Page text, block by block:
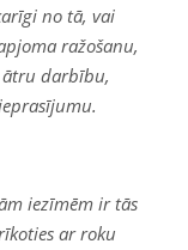
no tā, vai
ražošanu,
darbību,
iezīmēm ir tās
ar roku